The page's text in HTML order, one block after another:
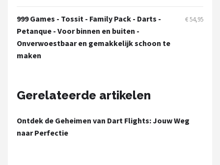
999 Games - Tossit - Family Pack - Darts -
Petanque - Voor binnen en buiten -
Onverwoestbaar en gemakkelijk schoon te
maken
€ 54,95
Gerelateerde artikelen
Ontdek de Geheimen van Dart Flights: Jouw Weg
naar Perfectie